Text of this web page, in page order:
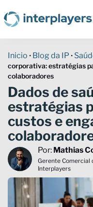
Inicio • Blog da IP •
corporativa: estratégias
colaboradores
Dados de
estratégias
custos e
Por: Mathias
Gerente Comercial
Interplayers